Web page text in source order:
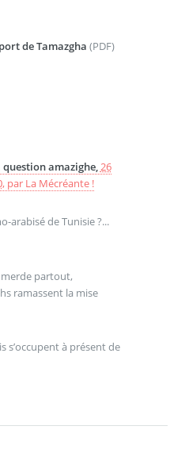
de Tamazgha (PDF)
question amazighe,26
, par La Mécréante !
arabisé de Tunisie ?...
merde partout,
ramassent la mise
s’occupent à présent de